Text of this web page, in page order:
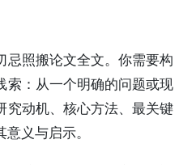
忌照搬论文全文。你需要构
索：从一个明确的问题或现
究动机、核心方法、最关键
义与启示。